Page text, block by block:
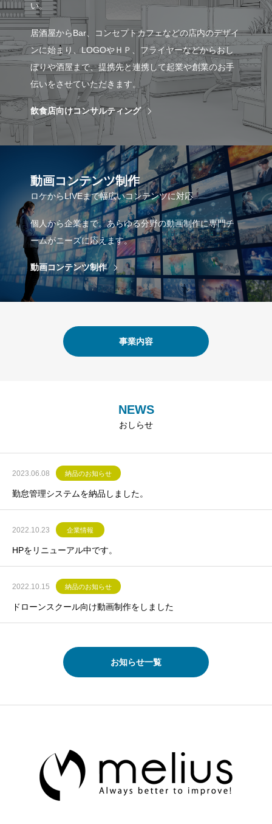
い。
居酒屋からBar、コンセプトカフェなどの店内のデザイ
ンに始まり、LOGOやＨＰ、フライヤーなどからおし
ぼりや酒屋まで、提携先と連携して起業や創業のお手
伝いをさせていただきます。
飲食店向けコンサルティング
動画コンテンツ制作
ロケからLIVEまで幅広いコンテンツに対応
個人から企業まで。あらゆる分野の動画制作に専門チ
ームがニーズに応えます。
動画コンテンツ制作
事業内容
NEWS
おしらせ
2023.06.08 納品のお知らせ
勤怠管理システムを納品しました。
2022.10.23 企業情報
HPをリニューアル中です。
2022.10.15 納品のお知らせ
ドローンスクール向け動画制作をしました
お知らせ一覧